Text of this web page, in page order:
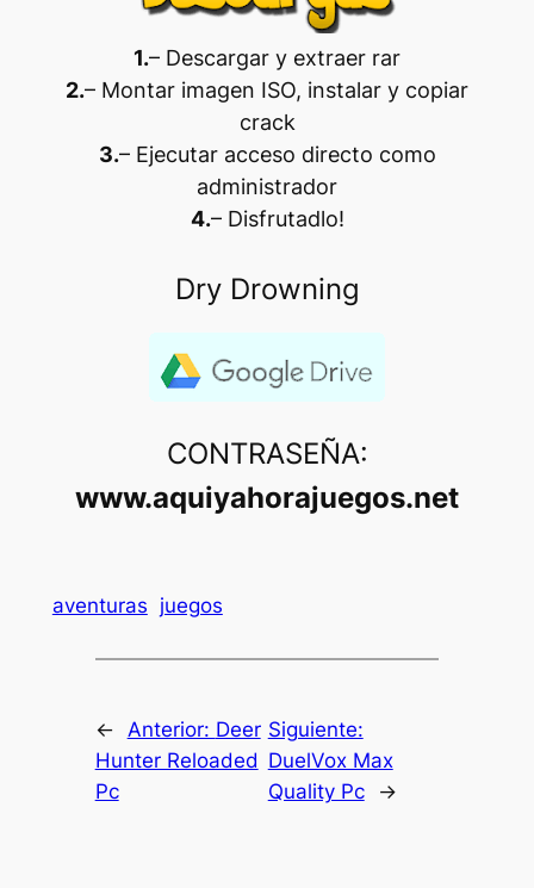
1.– Descargar y extraer rar
2.– Montar imagen ISO, instalar y copiar
crack
3.– Ejecutar acceso directo como
administrador
4.– Disfrutadlo!
Dry Drowning
CONTRASEÑA:
www.aquiyahorajuegos.net
aventuras juegos
← Anterior: Deer
Hunter Reloaded
Pc
Siguiente:
DuelVox Max
Quality Pc
→